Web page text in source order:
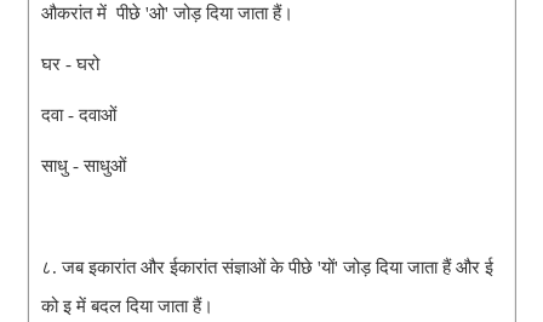
औकरांत में पीछे 'ओ' जोड़ दिया जाता हैं।
घर - घरो
दवा - दवाओं
साधु - साधुओं
८. जब इकारांत और ईकारांत संज्ञाओं के पीछे 'यों' जोड़ दिया जाता हैं और ई
को इ में बदल दिया जाता हैं।